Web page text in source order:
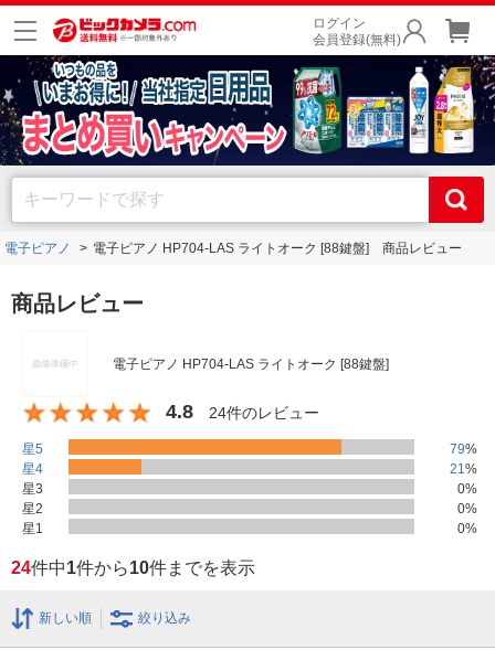
ログイン
会員登録(無料)
電子ピアノ 電子ピアノ HP704-LAS ライトオーク [88鍵盤] 商品レビュー
商品レビュー
電子ピアノ HP704-LAS ライトオーク [88鍵盤]
4.8 24件のレビュー
星5 79%
星4
21%
星3
0%
星2
0%
星1
0%
24件中1件から10件までを表示
新しい順 絞り込み